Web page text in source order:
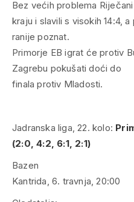
Bez većih problema
kraju i slavili s visokih 14:4,
ranije poznat.
Primorje EB igrat će protiv
Zagrebu pokušati doći do
finala protiv Mladosti.
Jadranska liga, 22. kolo:
(2:0, 4:2, 6:1, 2:1)
Bazen
Kantrida, 6. travnja, 20:00